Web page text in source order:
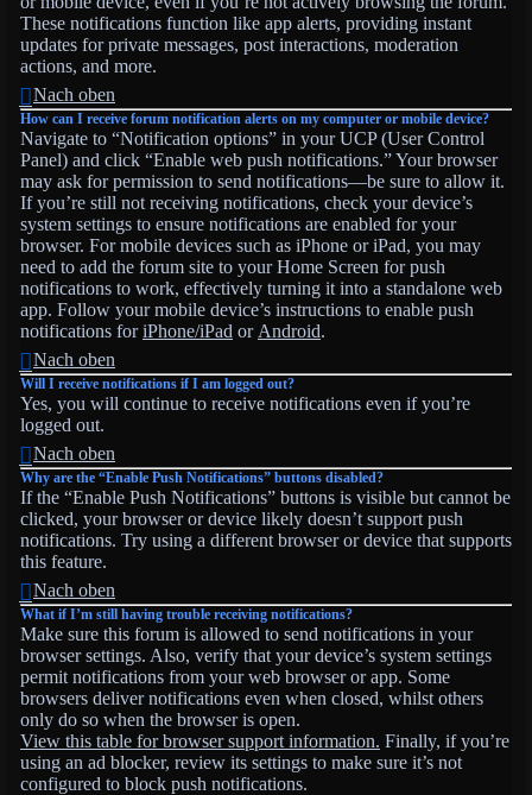
These notifications function like app alerts, providing instant
updates for private messages, post interactions, moderation
actions, and more.
Nach oben
How can I receive forum notification alerts on my computer or mobile device?
Navigate to “Notification options” in your UCP (User Control
Panel) and click “Enable web push notifications.” Your browser
may ask for permission to send notifications—be sure to allow it.
If you’re still not receiving notifications, check your device’s
system settings to ensure notifications are enabled for your
browser. For mobile devices such as iPhone or iPad, you may
need to add the forum site to your Home Screen for push
notifications to work, effectively turning it into a standalone web
app. Follow your mobile device’s instructions to enable push
notifications foriPhone/iPad or Android.
Nach oben
Will I receive notifications if I am logged out?
Yes, you will continue to receive notifications even if you’re
logged out.
Nach oben
Why are the “Enable Push Notifications” buttons disabled?
If the “Enable Push Notifications” buttons is visible but cannot be
clicked, your browser or device likely doesn’t support push
notifications. Try using a different browser or device that supports
this feature.
Nach oben
What if I’m still having trouble receiving notifications?
Make sure this forum is allowed to send notifications in your
browser settings. Also, verify that your device’s system settings
permit notifications from your web browser or app. Some
browsers deliver notifications even when closed, whilst others
only do so when the browser is open.
View this table for browser support information. Finally, if you’re
using an ad blocker, review its settings to make sure it’s not
configured to block push notifications.